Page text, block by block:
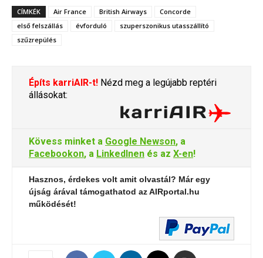
CÍMKÉK Air France British Airways
Concorde
első felszállás
évforduló
szuperszonikus utasszállító
szűzrepülés
Építs karriAIR-t! Nézd meg a legújabb reptéri
állásokat:
Kövess minket a Google Newson, a
Facebookon, a LinkedInen és az X-en!
Hasznos, érdekes volt amit olvastál? Már egy
újság árával támogathatod az AIRportal.hu
működését!